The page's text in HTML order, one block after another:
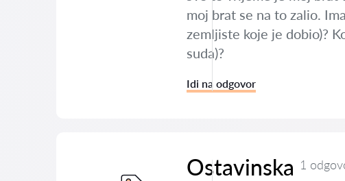
moj brat se na to zalio.
zemljiste koje je dobio)?
suda)?
Idi na odgovor
Ostavinska 1